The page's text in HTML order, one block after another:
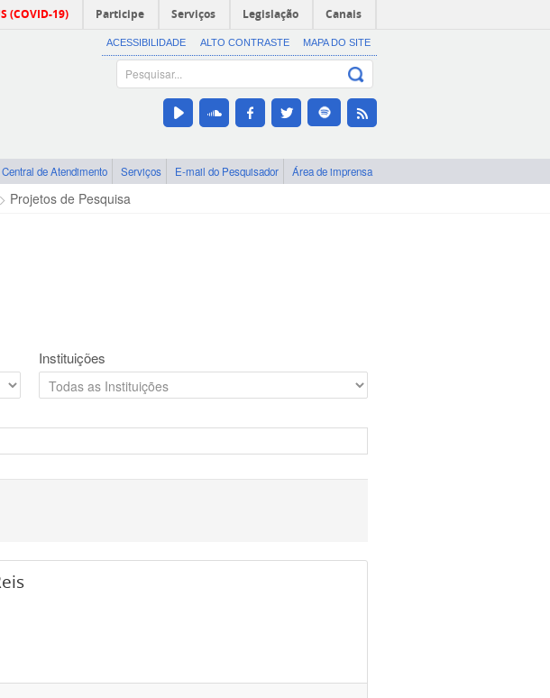
(COVID-19) Participe Serviços Legislação Canais
ACESSIBILIDADE ALTO CONTRASTE MAPA DO SITE
Central de Atendimento Serviços E-mail do Pesquisador Área de imprensa
Projetos de Pesquisa
Instituições